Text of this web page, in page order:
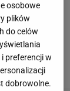
i Osasuną
zdobył
osobowe
plików
do celów
preferencji w
dobrowolne.